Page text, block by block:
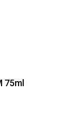
75ml